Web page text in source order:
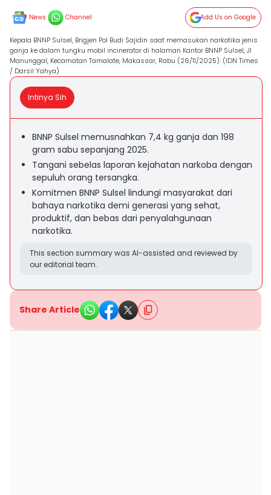
News Channel Add Us on Google
Kepala BNNP Sulsel, Brigjen Pol Budi Sajidin saat memasukan narkotika jenis
ganja ke dalam tungku mobil incinerator di halaman Kantor BNNP Sulsel, Jl
Manunggal, Kecamatan Tamalate, Makassar, Rabu (26/11/2025). (IDN Times
/ Darsil Yahya)
Intinya Sih
BNNP Sulsel memusnahkan 7,4 kg ganja dan 198
gram sabu sepanjang 2025.
Tangani sebelas laporan kejahatan narkoba dengan
sepuluh orang tersangka.
Komitmen BNNP Sulsel lindungi masyarakat dari
bahaya narkotika demi generasi yang sehat,
produktif, dan bebas dari penyalahgunaan
narkotika.
This section summary was AI-assisted and reviewed by
our editorial team.
Share Article